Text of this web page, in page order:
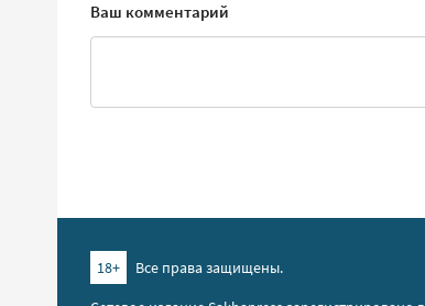
Ваш комментарий
18+
Все права защищены.